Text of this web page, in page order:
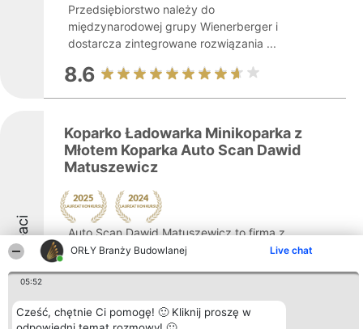
ORŁY Branży Budowlanej Live chat
05:52
Cześć, chętnie Ci pomogę! 🙂 Kliknij proszę w
Przedsiębiorstwo należy do
międzynarodowej grupy Wienerberger i
dostarcza zintegrowane rozwiązania ...
8.6
Laureaci
Koparko Ładowarka Minikoparka z
Młotem Koparka Auto Scan Dawid
Matuszewicz
Auto Scan Dawid Matuszewicz to firma z
Oławy, która świadczy szeroki wachlarz
obejmuje nie tylko Oławę, ale również
pobliskie miejscowości, w tym Wrocław,